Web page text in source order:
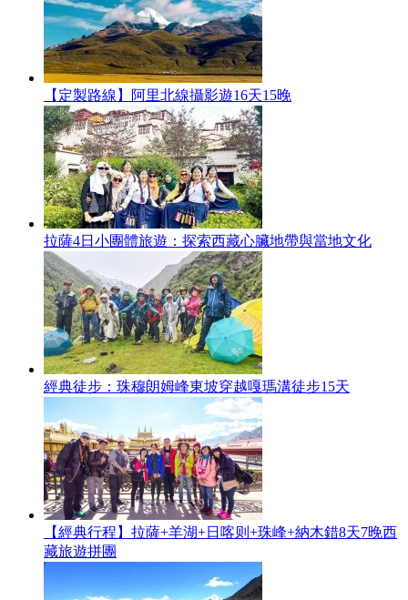
【定製路線】阿里北線攝影遊16天15晚
拉薩4日小團體旅遊：探索西藏心臟地帶與當地文化
經典徒步：珠穆朗姆峰東坡穿越嘎瑪溝徒步15天
【經典行程】拉薩+羊湖+日喀则+珠峰+納木錯8天7晚西
藏旅遊拼團